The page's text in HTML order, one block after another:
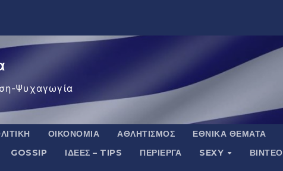
Ψυχαγωγία
ΟΙΚΟΝΟΜΊΑ ΑΘΛΗΤΙΣΜΌΣ ΕΘΝΙΚΆ ΘΈΜΑΤΑ
GOSSIP ΙΔΈΕΣ – TIPS ΠΕΡΊΕΡΓΑ SEXY ΒΙΝΤΕΟ